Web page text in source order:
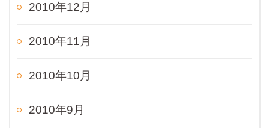
2010年12月
2010年11月
2010年10月
2010年9月